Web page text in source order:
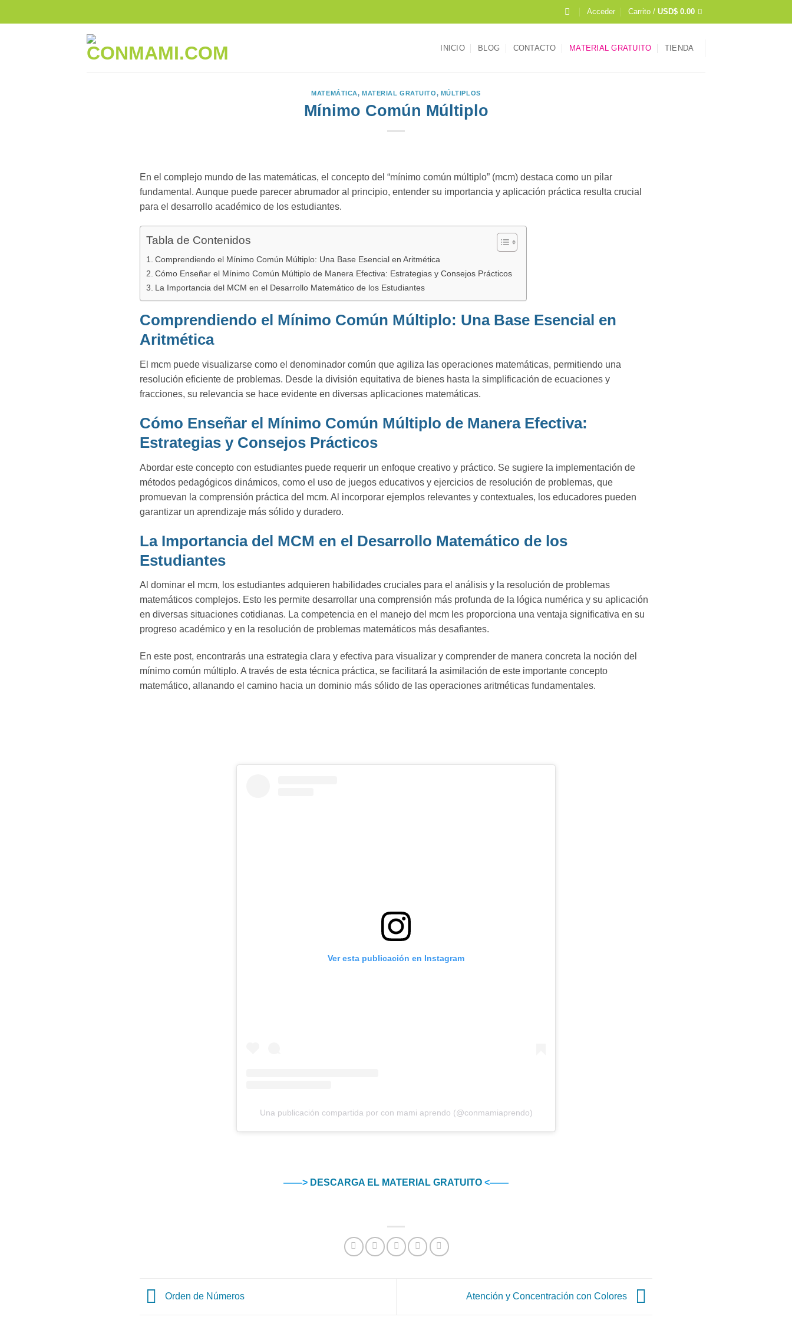
Acceder Carrito /USD$ 0.00
INICIO BLOG CONTACTO MATERIAL GRATUITO TIENDA
MATEMÁTICA,MATERIAL GRATUITO, MÚLTIPLOS
Mínimo Común Múltiplo
En el complejo mundo de las matemáticas, el concepto del “mínimo común múltiplo” (mcm) destaca como un pilar
fundamental. Aunque puede parecer abrumador al principio, entender su importancia y aplicación práctica resulta crucial
para el desarrollo académico de los estudiantes.
Tabla de Contenidos
Comprendiendo el Mínimo Común Múltiplo: Una Base Esencial en Aritmética
Cómo Enseñar el Mínimo Común Múltiplo de Manera Efectiva: Estrategias y Consejos Prácticos
La Importancia del MCM en el Desarrollo Matemático de los Estudiantes
Comprendiendo el Mínimo Común Múltiplo: Una Base Esencial en
Aritmética
El mcm puede visualizarse como el denominador común que agiliza las operaciones matemáticas, permitiendo una
resolución eficiente de problemas. Desde la división equitativa de bienes hasta la simplificación de ecuaciones y
fracciones, su relevancia se hace evidente en diversas aplicaciones matemáticas.
Cómo Enseñar el Mínimo Común Múltiplo de Manera Efectiva:
Estrategias y Consejos Prácticos
Abordar este concepto con estudiantes puede requerir un enfoque creativo y práctico. Se sugiere la implementación de
métodos pedagógicos dinámicos, como el uso de juegos educativos y ejercicios de resolución de problemas, que
promuevan la comprensión práctica del mcm. Al incorporar ejemplos relevantes y contextuales, los educadores pueden
garantizar un aprendizaje más sólido y duradero.
La Importancia del MCM en el Desarrollo Matemático de los
Estudiantes
Al dominar el mcm, los estudiantes adquieren habilidades cruciales para el análisis y la resolución de problemas
matemáticos complejos. Esto les permite desarrollar una comprensión más profunda de la lógica numérica y su aplicación
en diversas situaciones cotidianas. La competencia en el manejo del mcm les proporciona una ventaja significativa en su
progreso académico y en la resolución de problemas matemáticos más desafiantes.
En este post, encontrarás una estrategia clara y efectiva para visualizar y comprender de manera concreta la noción del
mínimo común múltiplo. A través de esta técnica práctica, se facilitará la asimilación de este importante concepto
matemático, allanando el camino hacia un dominio más sólido de las operaciones aritméticas fundamentales.
Ver esta publicación en Instagram
Una publicación compartida por con mami aprendo (@conmamiaprendo)
——> DESCARGA EL MATERIAL GRATUITO <——
Orden de Números Atención y Concentración con Colores